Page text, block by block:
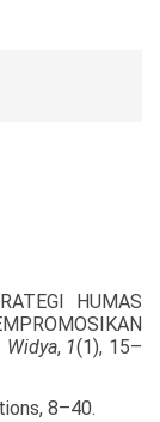
HUMAS
Widya, 1(1), 15–
8–40.